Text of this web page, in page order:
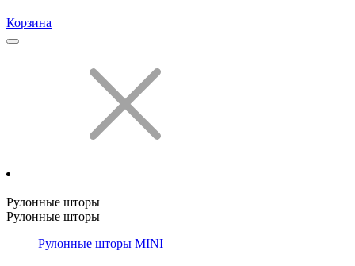
Корзина
Рулонные шторы
Рулонные шторы
Рулонные шторы MINI